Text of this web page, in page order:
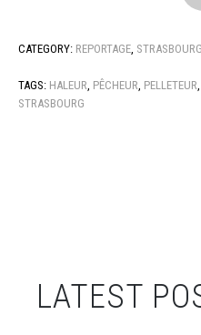
CATEGORY: REPORTAGE, STRASBOURG
TAGS: HALEUR, PÊCHEUR, PELLETEUR,
STRASBOURG
LATEST